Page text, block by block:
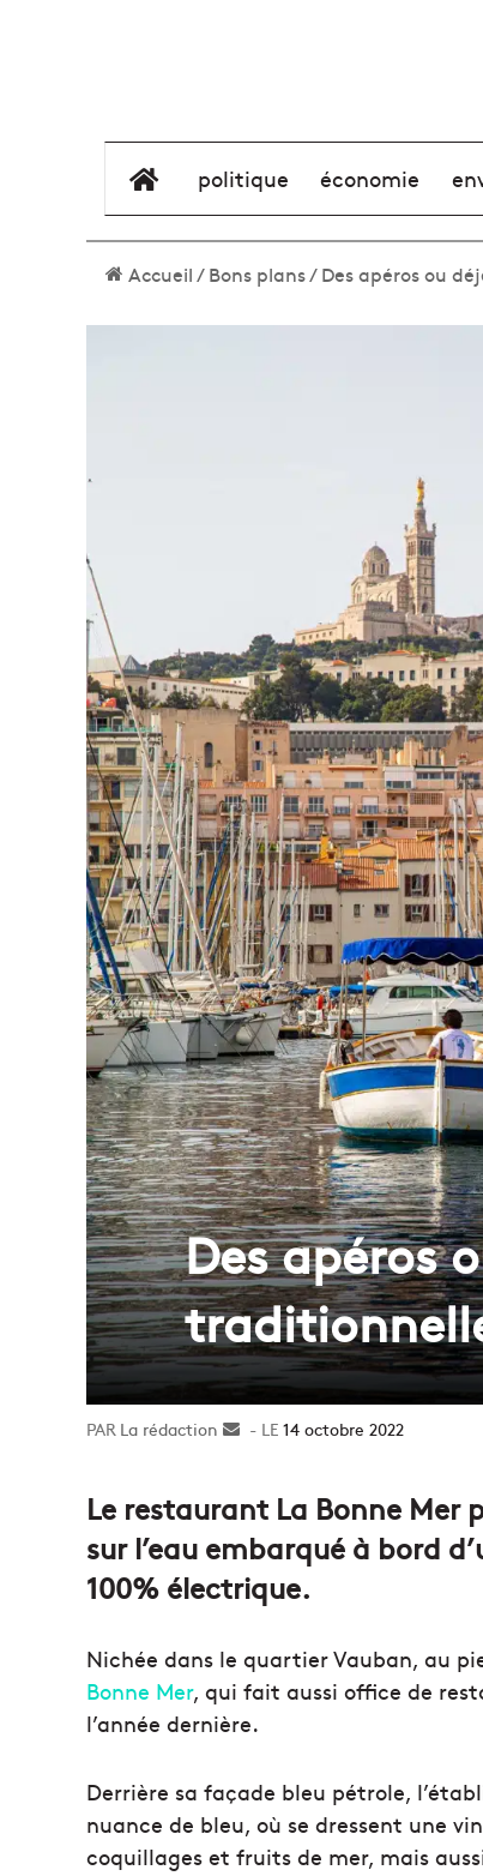
élément de menu
politique économie
Accueil/Bons plans/Des apéros ou
Des apéros
La rédaction
Envoyer14 octobre 2022
Le restaurant La Bonne Mer
sur l’eau embarqué à bord
100% électrique.
Nichée dans le quartier Vauban, au
Bonne Mer, qui fait aussi office de
l’année dernière.
Derrière sa façade bleu pétrole,
nuance de bleu, où se dressent une
coquillages et fruits de mer, mais